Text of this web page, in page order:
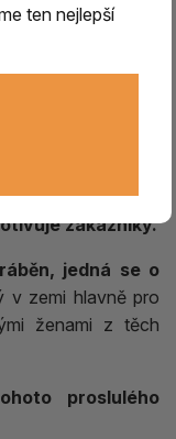
k posílení
kreativity.
dezinfikuje
zákazníky.
jedná se o
v zemi hlavně pro
ženami z těch
proslulého
ten nejlepší